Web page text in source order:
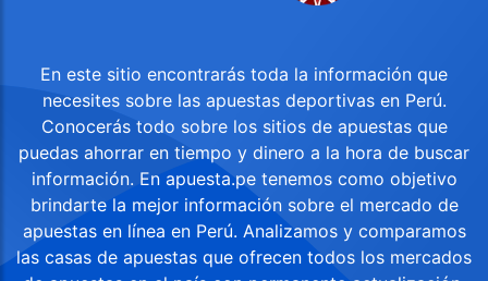
En este sitio encontrarás toda la información que
necesites sobre las apuestas deportivas en Perú.
Conocerás todo sobre los sitios de apuestas que
puedas ahorrar en tiempo y dinero a la hora de buscar
información. En apuesta.pe tenemos como objetivo
brindarte la mejor información sobre el mercado de
apuestas en línea en Perú. Analizamos y comparamos
las casas de apuestas que ofrecen todos los mercados